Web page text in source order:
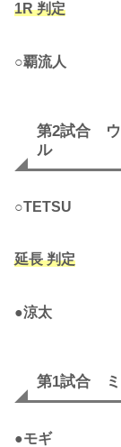
1R 判定
○覇流人
第2試合 ウ
ル
○TETSU
延長 判定
●涼太
第1試合 ミ
●モギ